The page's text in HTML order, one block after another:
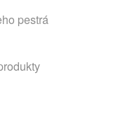
pestrá